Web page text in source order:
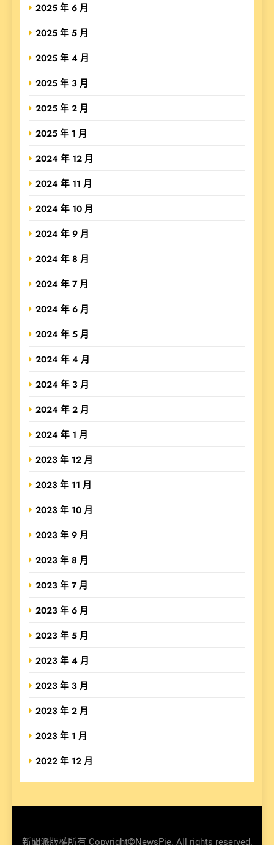
2025 年 6 月
2025 年 5 月
2025 年 4 月
2025 年 3 月
2025 年 2 月
2025 年 1 月
2024 年 12 月
2024 年 11 月
2024 年 10 月
2024 年 9 月
2024 年 8 月
2024 年 7 月
2024 年 6 月
2024 年 5 月
2024 年 4 月
2024 年 3 月
2024 年 2 月
2024 年 1 月
2023 年 12 月
2023 年 11 月
2023 年 10 月
2023 年 9 月
2023 年 8 月
2023 年 7 月
2023 年 6 月
2023 年 5 月
2023 年 4 月
2023 年 3 月
2023 年 2 月
2023 年 1 月
2022 年 12 月
新聞派版權所有 Copyright©NewsPie. All rights reserved.